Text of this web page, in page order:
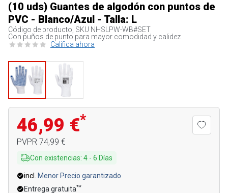
(10 uds) Guantes de algodón con puntos de
PVC - Blanco/Azul - Talla: L
Código de producto, SKU NHSLPW-WB#SET
Con puños de punto para mayor comodidad y calidez
Califica ahora
46,99 €*
PVPR 74,99 €
Con existencias: 4 - 6 Días
incl.
Menor Precio garantizado
Entrega gratuita**